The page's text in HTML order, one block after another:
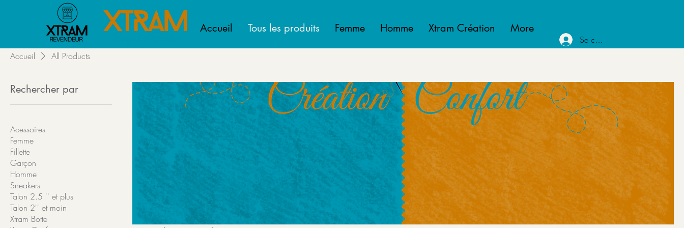
Accueil Tous les produits Femme Homme Xtram Création More
Se connecter
Accueil
All Products
Rechercher par
Acessoires
Femme
Fillette
Garçon
Homme
Sneakers
Talon 2.5 '' et plus
Talon 2'' et moin
Xtram Botte